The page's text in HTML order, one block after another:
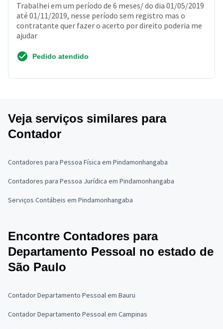
Trabalhei em um período de 6 meses/ do dia 01/05/2019
até 01/11/2019, nesse período sem registro mas o
contratante quer fazer o acerto por direito poderia me
ajudar
Pedido atendido
Veja serviços similares para
Contador
Contadores para Pessoa Física em Pindamonhangaba
Contadores para Pessoa Jurídica em Pindamonhangaba
Serviços Contábeis em Pindamonhangaba
Encontre Contadores para
Departamento Pessoal no estado de
São Paulo
Contador Departamento Pessoal em Bauru
Contador Departamento Pessoal em Campinas